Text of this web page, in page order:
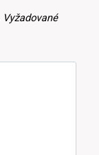
Vyžadované